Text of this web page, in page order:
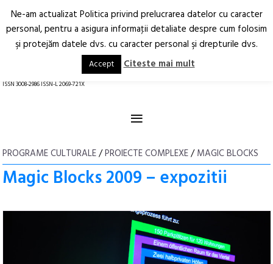
Arhitectură.
Oraș.
RO EN
ISSN 3008-2986 ISSN-L 2069-721X
≡
PROGRAME CULTURALE/PROIECTE COMPLEXE/MAGIC BLOCKS
Magic Blocks 2009 – expozitii
Ne-am actualizat Politica privind prelucrarea datelor cu caracter
personal, pentru a asigura informaţii detaliate despre cum folosim
şi protejăm datele dvs. cu caracter personal şi drepturile dvs.
Accept Citeste mai mult